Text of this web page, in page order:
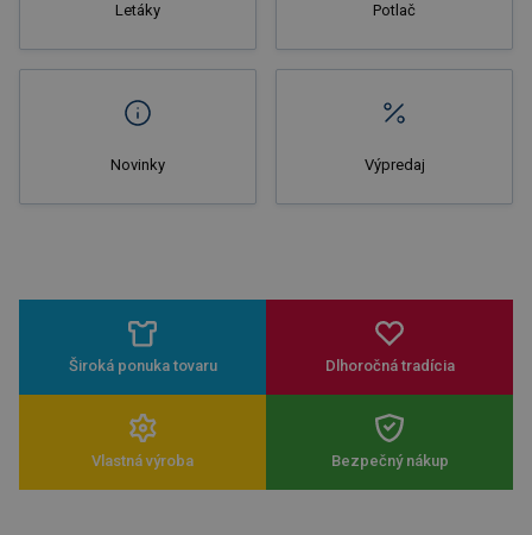
Letáky Potlač
Novinky Výpredaj
Široká ponuka tovaru Dlhoročná tradícia
Vlastná výroba Bezpečný nákup